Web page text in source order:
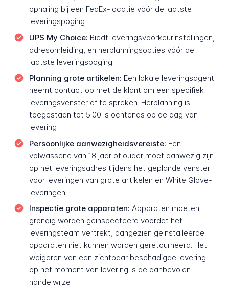
ophaling bij een FedEx-locatie vóór de laatste
leveringspoging
UPS My Choice: Biedt leveringsvoorkeurinstellingen,
adresomleiding, en herplanningsopties vóór de
laatste leveringspoging
Planning grote artikelen: Een lokale leveringsagent
neemt contact op met de klant om een specifiek
leveringsvenster af te spreken. Herplanning is
toegestaan tot 5:00 's ochtends op de dag van
levering
Persoonlijke aanwezigheidsvereiste: Een
volwassene van 18 jaar of ouder moet aanwezig zijn
op het leveringsadres tijdens het geplande venster
voor leveringen van grote artikelen en White Glove-
leveringen
Inspectie grote apparaten: Apparaten moeten
grondig worden geïnspecteerd voordat het
leveringsteam vertrekt, aangezien geïnstalleerde
apparaten niet kunnen worden geretourneerd. Het
weigeren van een zichtbaar beschadigde levering
op het moment van levering is de aanbevolen
handelwijze